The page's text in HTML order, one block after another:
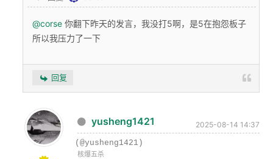
@corse 你翻下昨天的发言，我没打5啊，是5在抱怨板子
所以我压力了一下
回复
yusheng1421
2025-08-14 14:37
(@yusheng1421)
核爆五杀